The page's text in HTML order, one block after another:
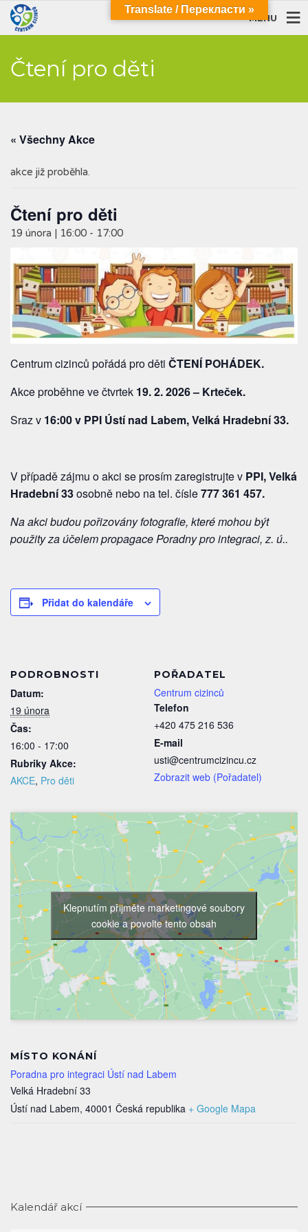
MENU
Čtení pro děti
« Všechny Akce
akce již proběhla.
Čtení pro děti
19 února | 16:00 - 17:00
Centrum cizinců pořádá pro děti ČTENÍ POHÁDEK.
Akce proběhne ve čtvrtek 19. 2. 2026 – Krteček.
Sraz v 16:00 v PPI Ústí nad Labem, Velká Hradební 33.
V případě zájmu o akci se prosím zaregistrujte v PPI, Velká
Hradební 33osobně nebo na tel. čísle777 361 457.
Na akci budou pořizovány fotografie, které mohou být
použityza účelem propagace Poradny pro integraci, z. ú..
Přidat do kalendáře
PODROBNOSTI
Datum:
19 února
Čas:
16:00 - 17:00
Rubriky Akce:
AKCE, Pro děti
POŘADATEL
Centrum cizinců
Telefon
+420 475 216 536
E-mail
usti@centrumcizincu.cz
Zobrazit web (Pořadatel)
MÍSTO KONÁNÍ
Poradna pro integraci Ústí nad Labem
Velká Hradební 33
Ústí nad Labem, 40001 Česká republika + Google Mapa
Klepnutím přijměte marketingové soubory
cookie a povolte tento obsah
Kalendář akcí
Translate / Перекласти »